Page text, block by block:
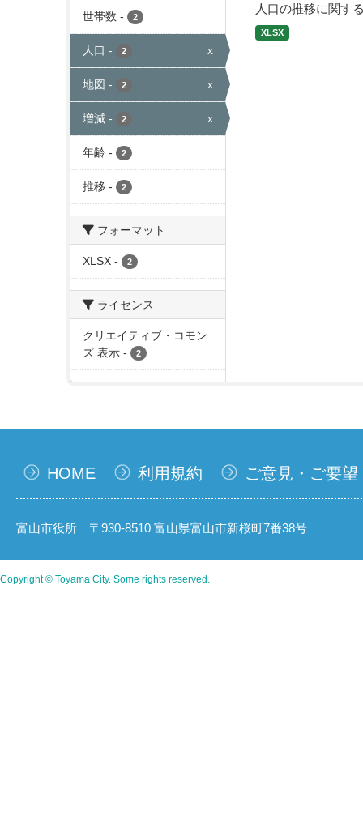
世帯数 - 2
人口 - 2 x
地図 - 2 x
増減 - 2 x
年齢 - 2
推移 - 2
フォーマット
XLSX - 2
ライセンス
クリエイティブ・コモン
ズ 表示 - 2
人口の推移に関す
XLSX
HOME 利用規約 ご意見・ご要望
富山市役所 〒930-8510 富山県富山市新桜町7番38号
Copyright © Toyama City. Some rights reserved.